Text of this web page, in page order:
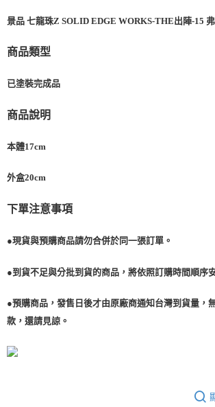
景品 七龍珠Z SOLID EDGE WORKS-THE出陣-15
商品類型
已塗裝完成品
商品說明
本體17cm
外盒20cm
下單注意事項
●現貨與預購商品請勿合併於同一張訂單。
●到貨不足與分批到貨的商品，將依照訂購時間順序
●預購商品，發售日後才由原廠商通知台灣到貨量，
款，還請見諒。